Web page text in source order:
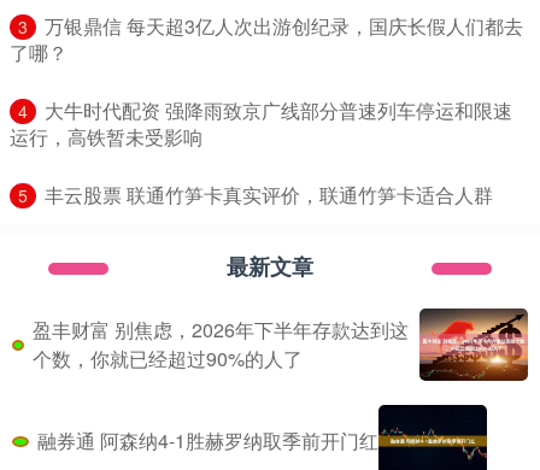
3
​万银鼎信 每天超3亿人次出游创纪录，国庆长假人们都去
了哪？
4
​大牛时代配资 强降雨致京广线部分普速列车停运和限速
运行，高铁暂未受影响
5 ​丰云股票 联通竹笋卡真实评价，联通竹笋卡适合人群
最新文章
盈丰财富 别焦虑，2026年下半年存款达到这
个数，你就已经超过90%的人了
融券通 阿森纳4-1胜赫罗纳取季前开门红